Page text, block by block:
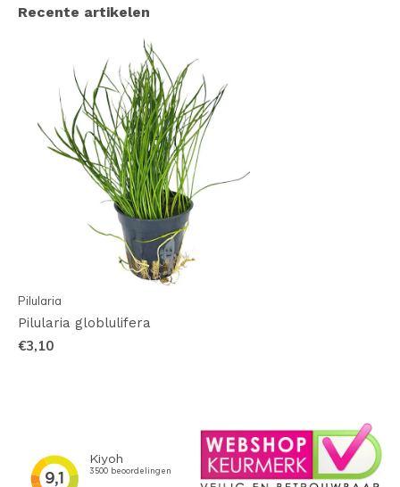
Recente artikelen
Pilularia
Pilularia globlulifera
€3,10